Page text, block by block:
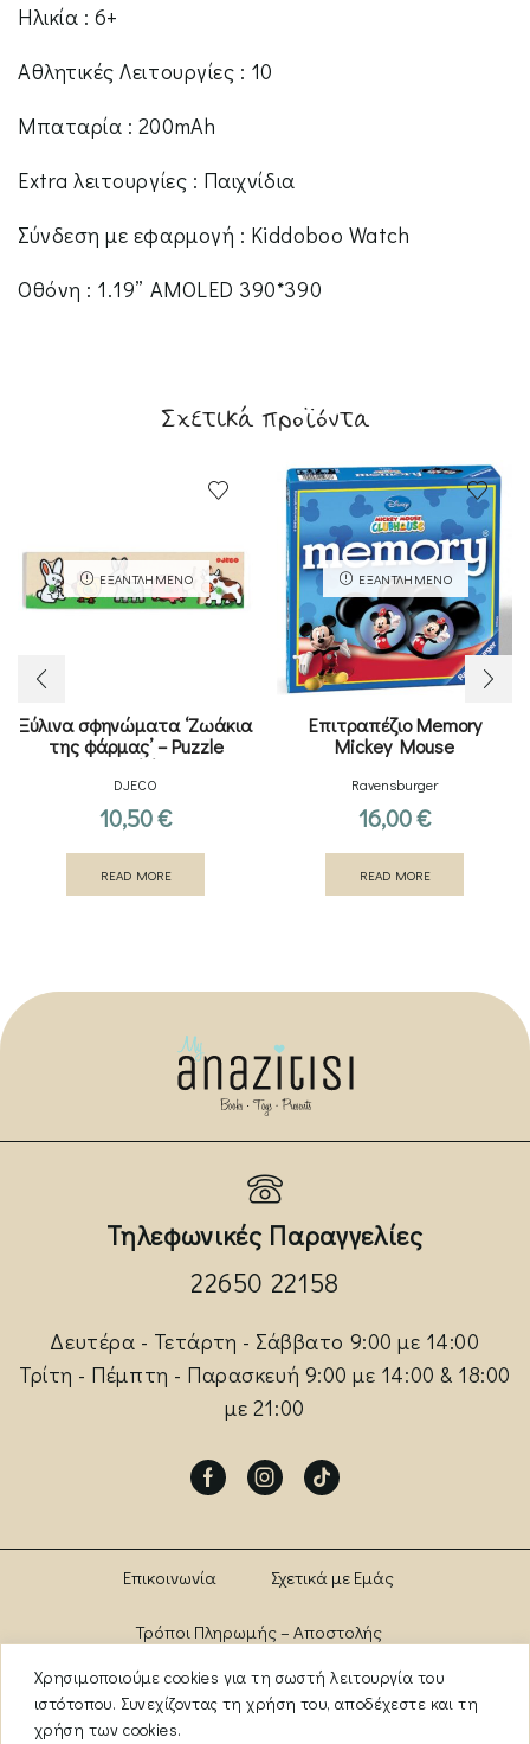
Χρησιμοποιούμε cookies για τη σωστή λειτουργία του
ιστότοπου. Συνεχίζοντας τη χρήση του, αποδέχεστε και τη
χρήση των cookies.
Ηλικία : 6+
Αθλητικές Λειτουργίες : 10
Μπαταρία : 200mAh
Extra λειτουργίες : Παιχνίδια
Σύνδεση με εφαρμογή : Kiddoboo Watch
Οθόνη : 1.19” AMOLED 390*390
Σχετικά προϊόντα
ΕΞΑΝΤΛΗΜΈΝΟ
Ξύλινα σφηνώματα ‘Ζωάκια
της φάρμας’ – Puzzle
Farm’n’co
DJECO
10,50€
READ MORE
ΕΞΑΝΤΛΗΜΈΝΟ
Επιτραπέζιο Memory
Mickey Mouse
Ravensburger
16,00€
READ MORE
Τηλεφωνικές Παραγγελίες
22650 22158
Δευτέρα - Τετάρτη - Σάββατο 9:00 με 14:00
Τρίτη - Πέμπτη - Παρασκευή 9:00 με 14:00 & 18:00
με 21:00
FacebookInstagram
Tik-
Επικοινωνία Σχετικά με Εμάς
Τρόποι Πληρωμής – Αποστολής
Πολιτική Αλλαγών – Επιστροφών Brands